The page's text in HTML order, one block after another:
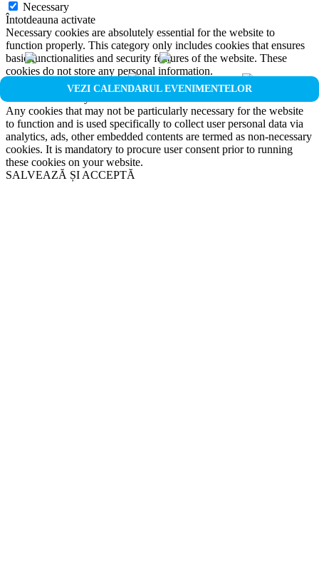
VEZI CALENDARUL EVENIMENTELOR
Necessary
Întotdeauna activate
Necessary cookies are absolutely essential for the website to
function properly. This category only includes cookies that ensures
basic functionalities and security features of the website. These
cookies do not store any personal information.
Non-necessary
Any cookies that may not be particularly necessary for the website
to function and is used specifically to collect user personal data via
analytics, ads, other embedded contents are termed as non-necessary
cookies. It is mandatory to procure user consent prior to running
these cookies on your website.
SALVEAZĂ ȘI ACCEPTĂ